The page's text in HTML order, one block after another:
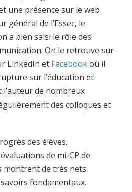
une présence sur le web
général de l’Essec, le
a bien saisi le rôle des
On le retrouve sur
LinkedIn et Facebookoù il
sur l’éducation et
l’auteur de nombreux
des colloques et
des élèves.
de mi-CP de
montrent de très nets
fondamentaux.